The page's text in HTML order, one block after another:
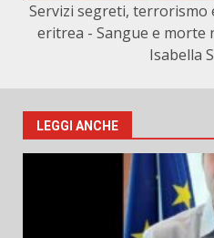
Servizi segreti, terrorismo
eritrea - Sangue e morte
Isabella
LEGGI ANCHE